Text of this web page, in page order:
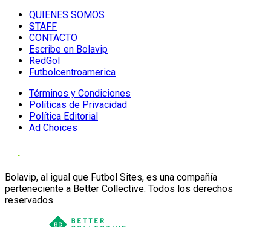
QUIENES SOMOS
STAFF
CONTACTO
Escribe en Bolavip
RedGol
Futbolcentroamerica
Términos y Condiciones
Políticas de Privacidad
Política Editorial
Ad Choices
Bolavip, al igual que Futbol Sites, es una compañía
perteneciente a Better Collective. Todos los derechos
reservados